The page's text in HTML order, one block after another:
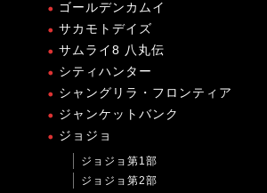
ゴールデンカムイ
サカモトデイズ
サムライ8 八丸伝
シティハンター
シャングリラ・フロンティア
ジャンケットバンク
ジョジョ
ジョジョ第1部
ジョジョ第2部